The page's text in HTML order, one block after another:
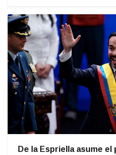
De la Espriella asume